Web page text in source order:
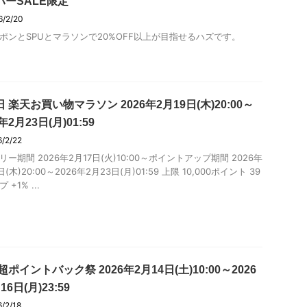
2/20
ンとSPUとマラソンで20%OFF以上が目指せるハズです。
楽天お買い物マラソン 2026年2月19日(木)20:00～
2月23日(月)01:59
2/22
ー期間 2026年2月17日(火)10:00～ポイントアップ期間 2026年
(木)20:00～2026年2月23日(月)01:59 上限 10,000ポイント 39
+1% ...
ポイントバック祭 2026年2月14日(土)10:00～2026
日(月)23:59